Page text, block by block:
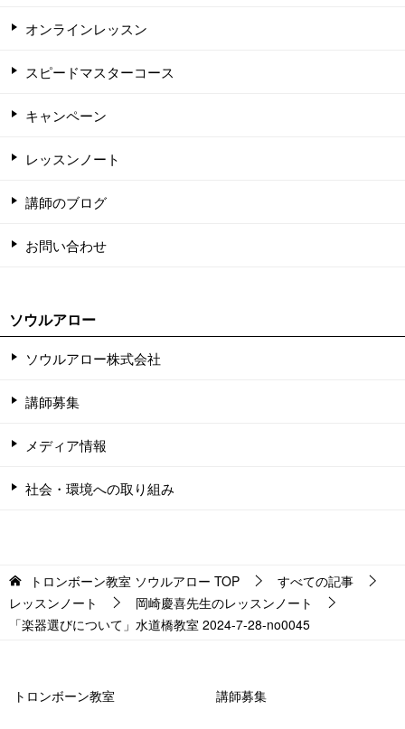
オンラインレッスン
スピードマスターコース
キャンペーン
レッスンノート
講師のブログ
お問い合わせ
ソウルアロー
ソウルアロー株式会社
講師募集
メディア情報
社会・環境への取り組み
トロンボーン教室 ソウルアロー TOP
すべての記事
レッスンノート
岡崎慶喜先生のレッスンノート
「楽器選びについて」水道橋教室 2024-7-28-no0045
トロンボーン教室 講師募集